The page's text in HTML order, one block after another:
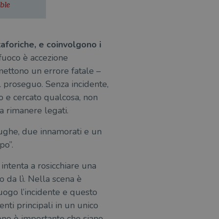
e coinvolgono i
è accezione
un errore fatale –
Senza incidente,
e cercato qualcosa, non
rimanere legati.
due innamorati e un
a rosicchiare una
da lì. Nella scena è
l’incidente e questo
principali in un unico
stato della sessione.
rappresenta un
un numero
richiesta di pagina in
per i report di analisi
personalizzabile dai
come offerte in tempo
e la distribuzione dei
è stimolante.
delle
delle preferenze
può anche determinare
la vecchia versione
lo stato del